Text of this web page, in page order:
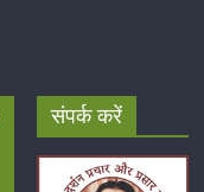
संपर्क करें